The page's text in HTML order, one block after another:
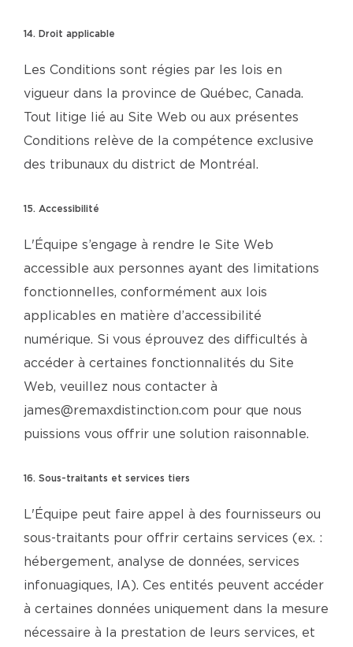
14. Droit applicable
Les Conditions sont régies par les lois en
vigueur dans la province de Québec, Canada.
Tout litige lié au Site Web ou aux présentes
Conditions relève de la compétence exclusive
des tribunaux du district de Montréal.
15. Accessibilité
L'Équipe s’engage à rendre le Site Web
accessible aux personnes ayant des limitations
fonctionnelles, conformément aux lois
applicables en matière d’accessibilité
numérique. Si vous éprouvez des difficultés à
accéder à certaines fonctionnalités du Site
Web, veuillez nous contacter à
james@remaxdistinction.com pour que nous
puissions vous offrir une solution raisonnable.
16. Sous-traitants et services tiers
L'Équipe peut faire appel à des fournisseurs ou
sous-traitants pour offrir certains services (ex. :
hébergement, analyse de données, services
infonuagiques, IA). Ces entités peuvent accéder
à certaines données uniquement dans la mesure
nécessaire à la prestation de leurs services, et